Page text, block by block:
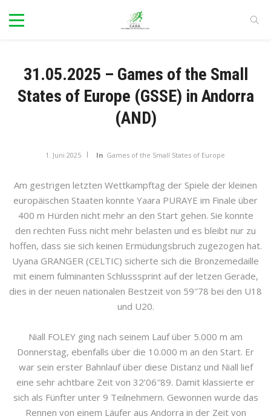
31.05.2025 – Games of the Small
States of Europe (GSSE) in Andorra
(AND)
1. Juni 2025 In Games of the Small States of Europe
Am gestrigen letzten Wettkampftag der Spiele der kleinen
europäischen Staaten konnte Yaara PURAYE im Finale über
400 m Hürden nicht mehr an den Start gehen. Sie konnte
den rechten Fuss nicht mehr belasten und es bleibt nur zu
hoffen, dass sie sich keinen Ermüdungsbruch zugezogen hat.
Uyana GRANGER (CELTIC) sicherte sich die Bronzemedaille
mit einem fulminanten Schlusssprint auf der letzen Gerade,
dies in der neuen nationalen Bestzeit von 59″78 bei den U18
und U20.
Niall FOLEY ging nach seinem Lauf über 5.000 m am
Donnerstag, ebenfalls über die 10.000 m an den Start. Er
war sein erster Bahnlauf über diese Distanz und Niall lief
eine sehr achtbare Zeit von 32’06″89. Damit klassierte er
sich als Fünfter unter 9 Teilnehmern. Gewonnen wurde das
Rennen von einem Läufer aus Andorra in der Zeit von